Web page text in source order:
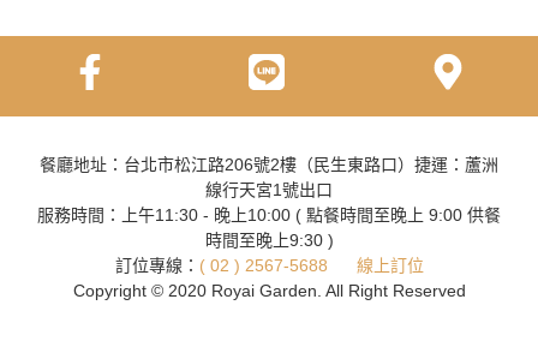
餐廳地址：台北市松江路206號2樓（民生東路口）捷運：蘆洲
線行天宮1號出口
服務時間：上午11:30 - 晚上10:00 ( 點餐時間至晚上 9:00 供餐
時間至晚上9:30 )
訂位專線： ( 02 ) 2567-5688
線上訂位
Copyright © 2020 Royai Garden. All Right Reserved